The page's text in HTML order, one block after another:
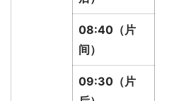
08:40（片
间）
09:30（片